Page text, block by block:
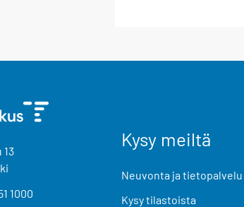
13
1000
Kysy meiltä
Neuvonta ja tietopalvelu
Kysy tilastoista